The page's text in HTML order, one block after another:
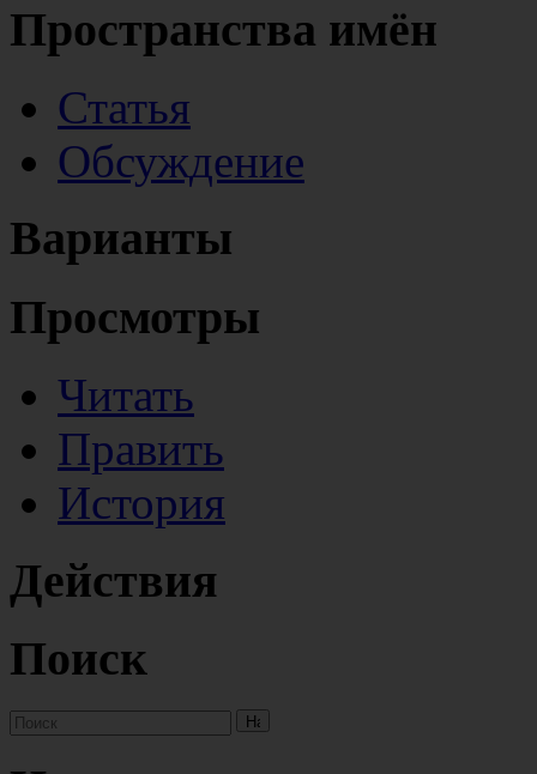
Пространства имён
Статья
Обсуждение
Варианты
Просмотры
Читать
Править
История
Действия
Поиск